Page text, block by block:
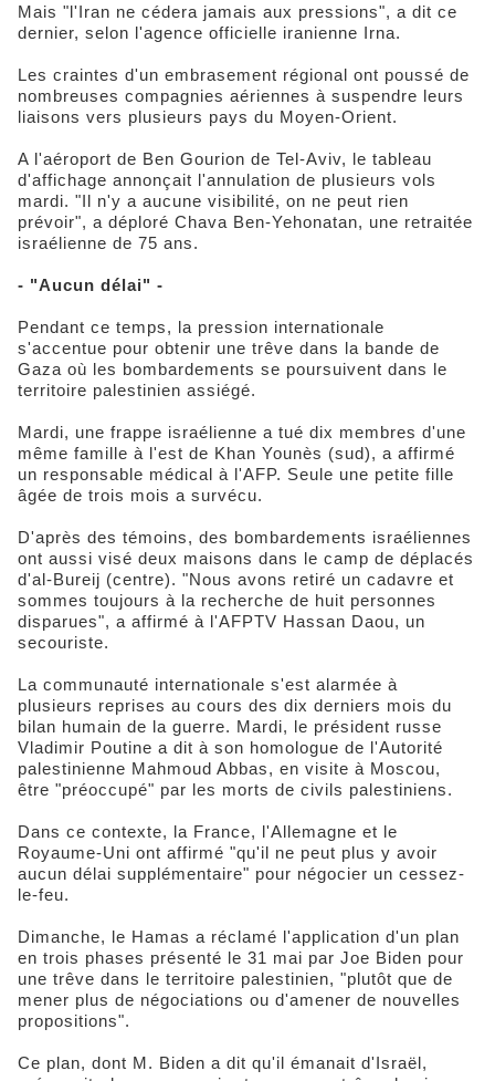
Mais "l'Iran ne cédera jamais aux pressions", a dit ce
dernier, selon l'agence officielle iranienne Irna.
Les craintes d'un embrasement régional ont poussé de
nombreuses compagnies aériennes à suspendre leurs
liaisons vers plusieurs pays du Moyen-Orient.
A l'aéroport de Ben Gourion de Tel-Aviv, le tableau
d'affichage annonçait l'annulation de plusieurs vols
mardi. "Il n'y a aucune visibilité, on ne peut rien
prévoir", a déploré Chava Ben-Yehonatan, une retraitée
israélienne de 75 ans.
- "Aucun délai" -
Pendant ce temps, la pression internationale
s'accentue pour obtenir une trêve dans la bande de
Gaza où les bombardements se poursuivent dans le
territoire palestinien assiégé.
Mardi, une frappe israélienne a tué dix membres d'une
même famille à l'est de Khan Younès (sud), a affirmé
un responsable médical à l'AFP. Seule une petite fille
âgée de trois mois a survécu.
D'après des témoins, des bombardements israéliennes
ont aussi visé deux maisons dans le camp de déplacés
d'al-Bureij (centre). "Nous avons retiré un cadavre et
sommes toujours à la recherche de huit personnes
disparues", a affirmé à l'AFPTV Hassan Daou, un
secouriste.
La communauté internationale s'est alarmée à
plusieurs reprises au cours des dix derniers mois du
bilan humain de la guerre. Mardi, le président russe
Vladimir Poutine a dit à son homologue de l'Autorité
palestinienne Mahmoud Abbas, en visite à Moscou,
être "préoccupé" par les morts de civils palestiniens.
Dans ce contexte, la France, l'Allemagne et le
Royaume-Uni ont affirmé "qu'il ne peut plus y avoir
aucun délai supplémentaire" pour négocier un cessez-
le-feu.
Dimanche, le Hamas a réclamé l'application d'un plan
en trois phases présenté le 31 mai par Joe Biden pour
une trêve dans le territoire palestinien, "plutôt que de
mener plus de négociations ou d'amener de nouvelles
propositions".
Ce plan, dont M. Biden a dit qu'il émanait d'Israël,